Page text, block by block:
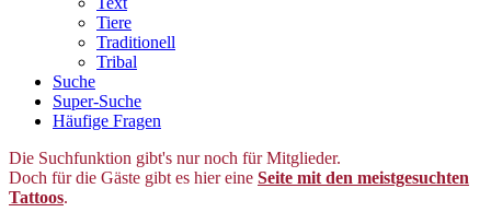
Tiere
Traditionell
Tribal
Suche
Super-Suche
Häufige Fragen
Die Suchfunktion gibt's nur noch für Mitglieder.
Doch für die Gäste gibt es hier eine Seite mit den meistgesuchten
Tattoos.